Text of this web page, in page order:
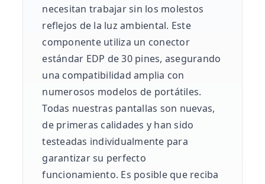
necesitan trabajar sin los molestos
reflejos de la luz ambiental. Este
componente utiliza un conector
estándar EDP de 30 pines, asegurando
una compatibilidad amplia con
numerosos modelos de portátiles.
Todas nuestras pantallas son nuevas,
de primeras calidades y han sido
testeadas individualmente para
garantizar su perfecto
funcionamiento. Es posible que reciba